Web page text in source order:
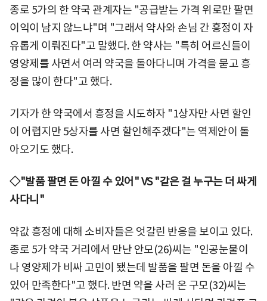
종로 5가의 한 약국 관계자는 "공급받는 가격 위로만 팔면
이익이 남지 않느냐"며 "그래서 약사와 손님 간 흥정이 자
유롭게 이뤄진다"고 말했다. 한 약사는 "특히 어르신들이
영양제를 사면서 여러 약국을 돌아다니며 가격을 묻고 흥
정을 많이 한다"고 했다.
기자가 한 약국에서 흥정을 시도하자 "1상자만 사면 할인
이 어렵지만 5상자를 사면 할인해주겠다"는 역제안이 돌
아오기도 했다.
◇"발품 팔면 돈 아낄 수 있어" VS "같은 걸 누구는 더 싸게
사다니"
약값 흥정에 대해 소비자들은 엇갈린 반응을 보이고 있다.
종로 5가 약국 거리에서 만난 안모(26)씨는 "인공눈물이
나 영양제가 비싸 고민이 됐는데 발품을 팔면 돈을 아낄 수
있어 만족한다"고 했다. 반면 약을 사러 온 구모(32)씨는